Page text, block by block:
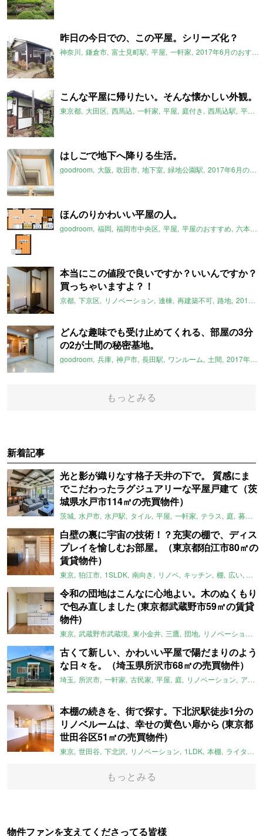
昨日の今日での、この平屋。シリーズ化？
神奈川 鎌倉市 富士見町駅 平屋 一軒家 2017年6月のおすすめ
こんな平屋に帰りたい。そんな懐かしい外観。
東京都 大田区 西馬込 一軒家 平屋 庭付き 西馬込駅 平屋のおすすめ
はしごで地下へ降りる生活。
goodroom 大阪 吹田市 地下室 緑地公園駅 2017年6月のおすすめ
ほんのりかわいい平屋の人。
goodroom 福岡 福岡市中央区 平屋 平屋のおすすめ 六本松駅
本当にこの値段で良いですか？いいんですか？
買っちゃいますよ？！
京都 下京区 リノベーション 連棟 再建築不可 路地 2017年6月のおすすめ
どんな趣味でも受け止めてくれる、部屋の3分
の2が土間の秘密基地。
goodroom 兵庫 神戸市 長田駅 ワンルーム 土間 2017年6月のおすすめ
もっとみる
新着記事
光と影が織りなす格子天井の下で。 質感にま
でこだわったラグジュアリーな平屋戸建て（茨
城県水戸市114㎡の売買物件）
茨城 水戸市 水戸駅 タイル 平屋 一軒家 テラス 庭 募集中
白壁の裏に宇宙の技術！？充実の棚で、ディス
プレイを愉しむお部屋。（東京都狛江市80㎡の
賃貸物件）
東京 狛江市 1SLDK 南向き リノベ キッチン 棚 広い ガイ
令和の団地はこんなに心地よい。木のぬくもり
で包み直しました (東京都武蔵野市59㎡の賃貸
物件)
東京 武蔵野市武蔵境 東小金井 三鷹 団地 リノベーション
古くて新しい、かわいい平屋で陽だまりのよう
な日々を。（埼玉県所沢市68㎡の売買物件）
埼玉 所沢市 一軒家 古民家 平屋 庭 リノベーション アメリカンハウス
本棚の続きを、街で探す。下北沢駅徒歩1分の
リノベルームは、幸せの黄色い扉から (東京都
世田谷区51㎡の売買物件)
東京 世田谷 下北沢 リノベーション 1LDK 本棚 ライター：ほしりょうこ
もっとみる
物件ファンを支えてくださってる皆様